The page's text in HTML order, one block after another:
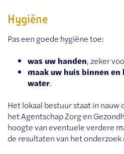
Hygiëne
Pas een goede hygiëne toe:
was uw handen, zeker
maak uw huis binnen
water.
Het lokaal bestuur staat in nauw
het Agentschap Zorg en
hoogte van eventuele verdere
de resultaten van het